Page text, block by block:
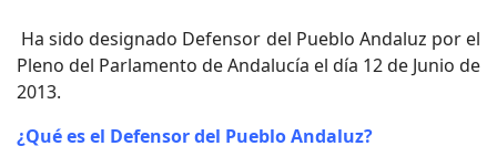
Ha sido designado Defensor del Pueblo Andaluz por el
Pleno del Parlamento de Andalucía el día 12 de Junio de
2013.
¿Qué es el Defensor del Pueblo Andaluz?